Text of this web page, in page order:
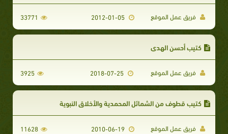
فريق عمل الموقع 33771
كتيب أحسن الهدي
فريق عمل الموقع 3925
كتيب قطوف من الشمائل المحمدية والأخلاق النبوية
فريق عمل الموقع 11628